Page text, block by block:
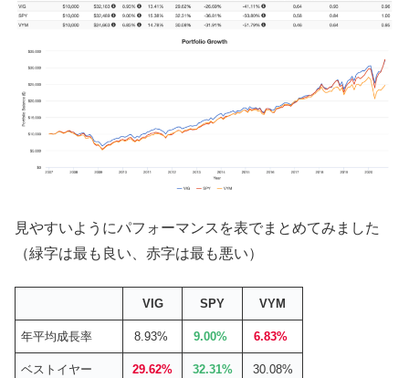
見やすいようにパフォーマンスを表でまとめてみました
（緑字は最も良い、赤字は最も悪い）
VIG SPY VYM
年平均成長率 8.93% 9.00% 6.83%
ベストイヤー 29.62% 32.31% 30.08%